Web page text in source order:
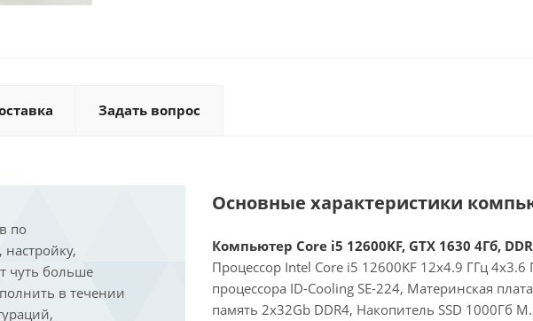
Задать вопрос
по
чуть больше
в течении
Основные характеристики
Компьютер Core i5 12600KF, GTX 1630 4Гб,
Процессор Intel Core i5 12600KF 12x4.9 ГГц
процессора ID-Cooling SE-224, Материнская
память 2x32Gb DDR4, Накопитель SSD 1000Гб